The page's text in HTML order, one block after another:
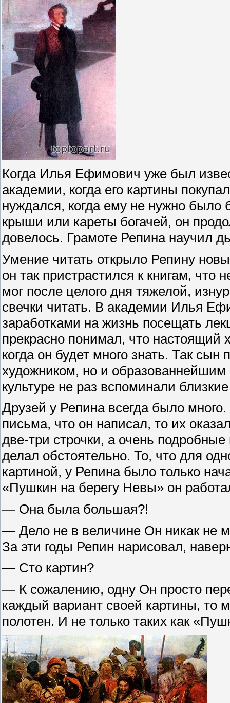
Когда Илья Ефимович уже был
академии, когда его картины
нуждался, когда ему не нужно было
крыши или кареты богачей, он
довелось. Грамоте Репина научил
Умение читать открыло Репину
он так пристрастился к книгам,
мог после целого дня тяжелой,
свечки читать. В академии Илья
заработками на жизнь посещать
прекрасно понимал, что настоящий
когда он будет много знать. Так сын
художником, но и образованнейшим
культуре не раз вспоминали
Друзей у Репина всегда было
письма, что он написал, то их
две-три строчки, а очень
делал обстоятельно. То, что для
картиной, у Репина было только
«Пушкин на берегу Невы» он
— Она была большая?!
— Дело не в величине Он никак не
За эти годы Репин нарисовал,
— Сто картин?
— К сожалению, одну Он просто
каждый вариант своей картины, то
полотен. И не только таких как